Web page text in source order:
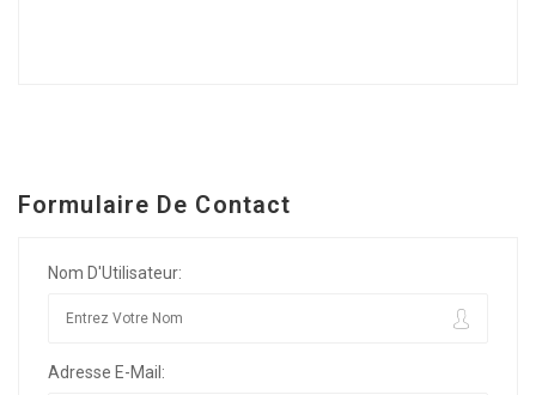
Formulaire De Contact
Nom D'Utilisateur:
Adresse E-Mail: